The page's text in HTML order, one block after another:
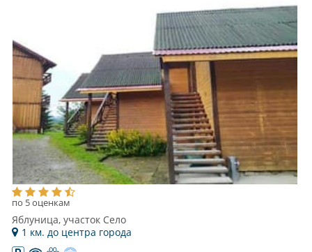
по 5 оценкам
Яблуница, участок Село
1 км. до центра города